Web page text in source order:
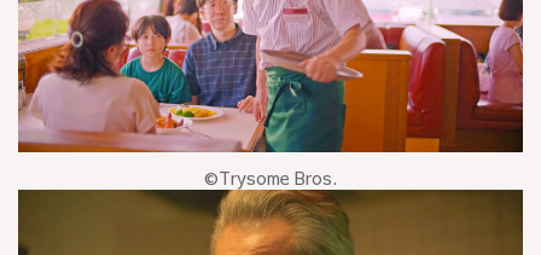
©Trysome Bros.